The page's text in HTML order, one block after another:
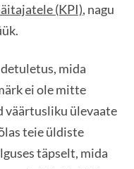
(KPI), nagu
mida
ei ole mitte
väärtusliku ülevaate
teie üldiste
täpselt, mida